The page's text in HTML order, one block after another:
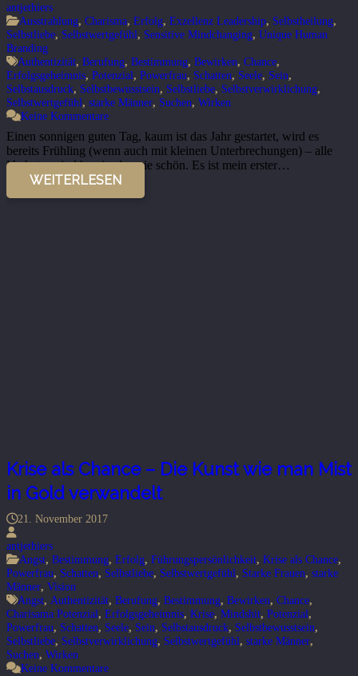
antjethiers
Ausstrahlung, Charisma, Erfolg, Exzellenz Leadership, Selbstheilung,
Selbstliebe, Selbstwertgefühl, Sensitive Mindchanging, Unique Human
Branding
Authentizität, Berufung, Bestimmung, Bewirken, Chance,
Erfolgsgeheimnis, Potenzial, Powerfrau, Schatten, Seele, Sein,
Selbstausdruck, Selbstbewusstsein, Selbstliebe, Selbstverwirklichung,
Selbstwertgefühl, starke Männer, Suchen, Wirken
Keine Kommentare
Einen sonnigen guten Tag, kaum ist das Jahr gestartet, wird es
bereits Frühling (wenn auch mit kleinen Unterbrechungen) – alle
Vorboten sind bereits da, wie schön. Es ist mein erster…
WEITERLESEN
Krise als Chance – Die Kunst wie man Mist
in Gold verwandelt
21. November 2017
antjethiers
Angst, Bestimmung, Erfolg, Führungspersönlichkeit, Krise als Chance,
Powerfrau, Schatten, Selbstliebe, Selbstwertgefühl, Starke Frauen, starke
Männer, Vision
Angst, Authentizität, Berufung, Bestimmung, Bewirken, Chance,
Charisama Potenzial, Erfolgsgeheimnis, Krise, Mindshit, Potenzial,
Powerfrau, Schatten, Seele, Sein, Selbstausdruck, Selbstbewusstsein,
Selbstliebe, Selbstverwirklichung, Selbstwertgefühl, starke Männer,
Suchen, Wirken
Keine Kommentare